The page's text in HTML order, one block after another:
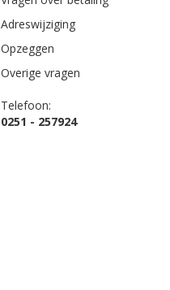
Adreswijziging
Opzeggen
Overige vragen
Telefoon:
0251 - 257924